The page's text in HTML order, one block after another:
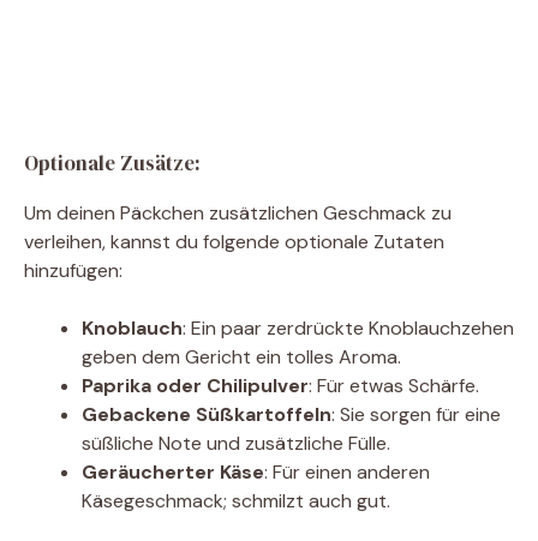
Optionale Zusätze:
Um deinen Päckchen zusätzlichen Geschmack zu
verleihen, kannst du folgende optionale Zutaten
hinzufügen:
Knoblauch: Ein paar zerdrückte Knoblauchzehen
geben dem Gericht ein tolles Aroma.
Paprika oder Chilipulver: Für etwas Schärfe.
Gebackene Süßkartoffeln: Sie sorgen für eine
süßliche Note und zusätzliche Fülle.
Geräucherter Käse: Für einen anderen
Käsegeschmack; schmilzt auch gut.